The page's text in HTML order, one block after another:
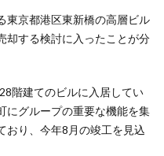
東京都港区東新橋の高層ビル
却する検討に入ったことが分
階建てのビルに入居してい
にグループの重要な機能を集
おり、今年8月の竣工を見込